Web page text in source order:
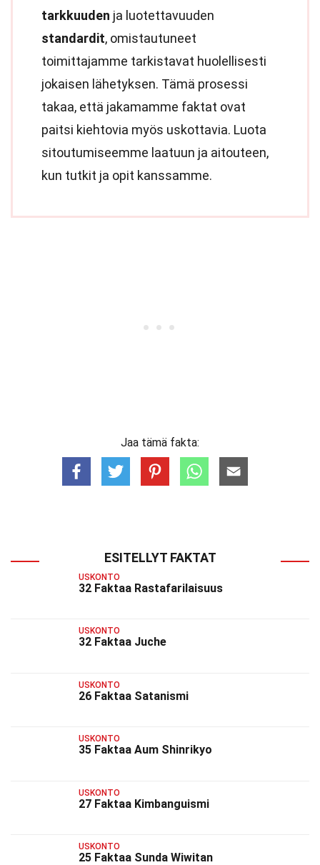
tarkkuuden ja luotettavuuden
standardit, omistautuneet
toimittajamme tarkistavat huolellisesti
jokaisen lähetyksen. Tämä prosessi
takaa, että jakamamme faktat ovat
paitsi kiehtovia myös uskottavia. Luota
sitoutumiseemme laatuun ja aitouteen,
kun tutkit ja opit kanssamme.
Jaa tämä fakta:
ESITELLYT FAKTAT
USKONTO
32 Faktaa Rastafarilaisuus
USKONTO
32 Faktaa Juche
USKONTO
26 Faktaa Satanismi
USKONTO
35 Faktaa Aum Shinrikyo
USKONTO
27 Faktaa Kimbanguismi
USKONTO
25 Faktaa Sunda Wiwitan